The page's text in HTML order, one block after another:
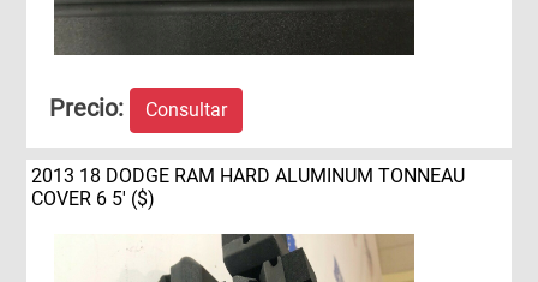
Precio: Consultar
2013 18 DODGE RAM HARD ALUMINUM TONNEAU
COVER 6 5' ($)